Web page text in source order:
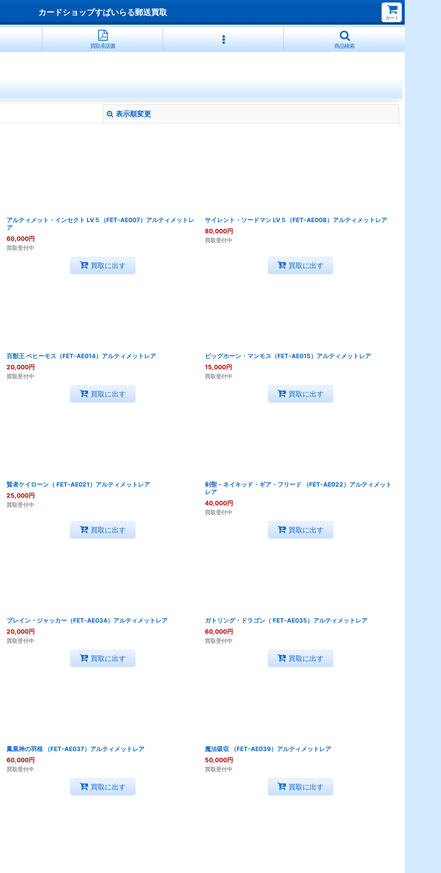
カードショップすぱいらる郵送買取
カート
買取承諾書 商品検索
表示順変更
アルティメット・インセクト LV５（FET-AE007）アルティメットレ
ア
60,000円
買取受付中
買取に出す
サイレント・ソードマン LV５（FET-AE008）アルティメットレア
80,000円
買取受付中
買取に出す
百獣王 ベヒーモス（FET-AE014）アルティメットレア
20,000円
買取受付中
買取に出す
ビッグホーン・マンモス（FET-AE015）アルティメットレア
15,000円
買取受付中
買取に出す
賢者ケイローン（ FET-AE021）アルティメットレア
25,000円
買取受付中
買取に出す
剣聖－ネイキッド・ギア・フリード （FET-AE022）アルティメット
レア
40,000円
買取受付中
買取に出す
ブレイン・ジャッカー（FET-AE034）アルティメットレア
20,000円
買取受付中
買取に出す
ガトリング・ドラゴン（ FET-AE035）アルティメットレア
60,000円
買取受付中
買取に出す
鳳凰神の羽根 （FET-AE037）アルティメットレア
60,000円
買取受付中
買取に出す
魔法吸収 （FET-AE039）アルティメットレア
50,000円
買取受付中
買取に出す